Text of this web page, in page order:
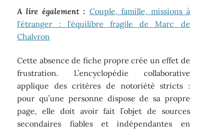
A lire également : Couple, famille, missions à
l'étranger : l'équilibre fragile de Marc de
Chalvron
Cette absence de fiche propre crée un effet de
frustration. L’encyclopédie collaborative
applique des critères de notoriété stricts :
pour qu’une personne dispose de sa propre
page, elle doit avoir fait l’objet de sources
secondaires fiables et indépendantes en